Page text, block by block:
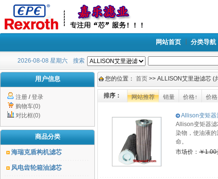
网站首页 分类导航
2026-08-08 星期六 搜索
用户信息
注册 /登录
购物车(0)
对比框(0)
商品分类
海瑞克盾构机滤芯
风电齿轮箱油滤芯
您的位置： 首页 >> ALLISON艾里逊滤芯 (
排序： 网站推荐 销量 价格↑ 价
Allison变矩
Allison变矩器
染物，使油液
命。
市场价： ￥1.00